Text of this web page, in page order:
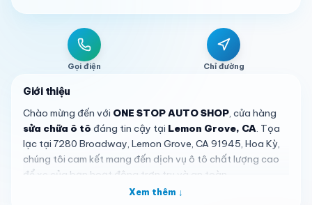
Gọi điện Chỉ đường
Giới thiệu
Chào mừng đến với ONE STOP AUTO SHOP, cửa hàng
sửa chữa ô tô đáng tin cậy tại Lemon Grove, CA. Tọa
lạc tại 7280 Broadway, Lemon Grove, CA 91945, Hoa Kỳ,
chúng tôi cam kết mang đến dịch vụ ô tô chất lượng cao
để xe của bạn hoạt động trơn tru và an toàn.
Dưới sự dẫn dắt của đội ngũ Jose và Raquel,
Xem thêm ↓